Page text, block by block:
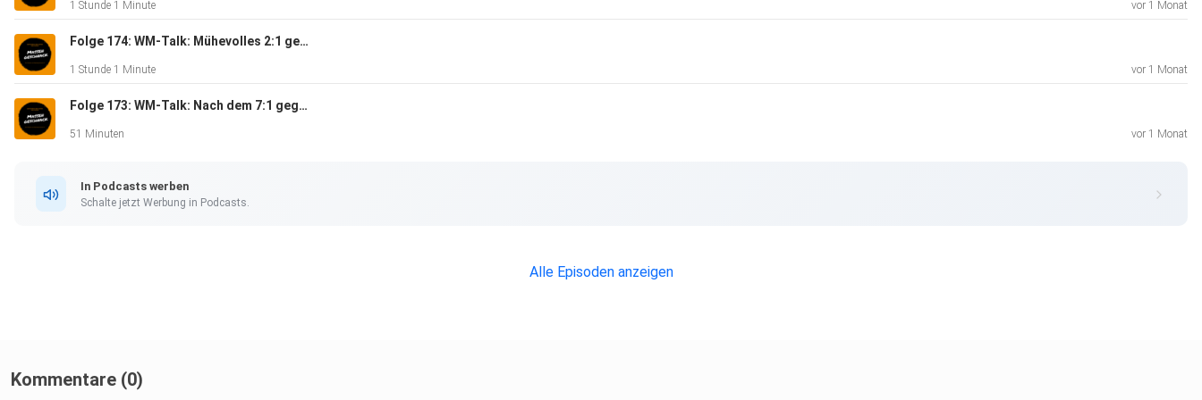
1 Stunde 1 Minute vor 1 Monat
Folge 174: WM-Talk: Mühevolles 2:1 gegen die Elfenbeinküste - Massengeschnack
1 Stunde 1 Minute vor 1 Monat
Folge 173: WM-Talk: Nach dem 7:1 gegen Curaçao - Massengeschnack
51 Minuten vor 1 Monat
In Podcasts werben
Schalte jetzt Werbung in Podcasts.
Alle Episoden anzeigen
Kommentare (0)